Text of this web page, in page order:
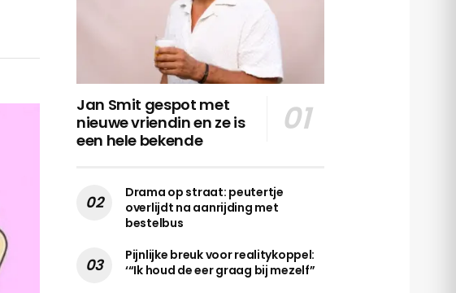
Jan Smit gespot met
nieuwe vriendin en ze is
een hele bekende
Drama op straat: peutertje
overlijdt na aanrijding met
bestelbus
Pijnlijke breuk voor realitykoppel:
‘“Ik houd de eer graag bij mezelf”